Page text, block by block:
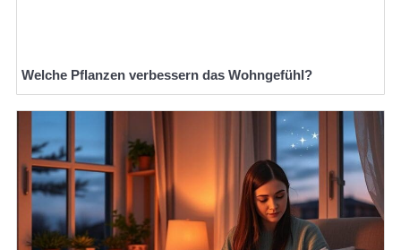
Welche Pflanzen verbessern das Wohngefühl?